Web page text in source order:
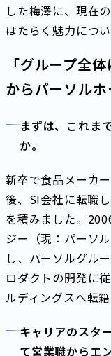
した梅澤に、現在
はたらく魅力につ
「グループ全
からパーソル
まずは、これま
か。
新卒で食品メーカ
後、SI会社に転職
を積みました。
ジー（現：パーソ
し、パーソルグル
ロダクトの開発に
ルディングスへ転
キャリアのスタ
て営業職からエ